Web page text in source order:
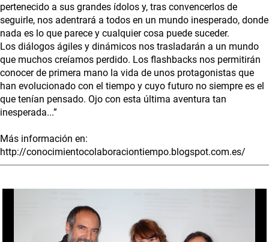
pertenecido a sus grandes ídolos y, tras convencerlos de
seguirle, nos adentrará a todos en un mundo inesperado, donde
nada es lo que parece y cualquier cosa puede suceder.
Los diálogos ágiles y dinámicos nos trasladarán a un mundo
que muchos creíamos perdido. Los flashbacks nos permitirán
conocer de primera mano la vida de unos protagonistas que
han evolucionado con el tiempo y cuyo futuro no siempre es el
que tenían pensado. Ojo con esta última aventura tan
inesperada...”
Más información en:
http://conocimientocolaboraciontiempo.blogspot.com.es/